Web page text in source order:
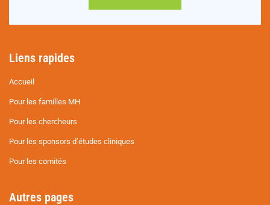
Liens rapides
Accueil
Pour les familles MH
Pour les chercheurs
Pour les sponsors d’études cliniques
Pour les comités
Autres pages